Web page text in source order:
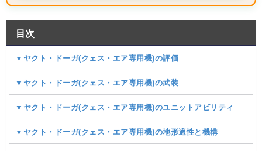
目次
▼ヤクト・ドーガ(クェス・エア専用機)の評価
▼ヤクト・ドーガ(クェス・エア専用機)の武装
▼ヤクト・ドーガ(クェス・エア専用機)のユニットアビリティ
▼ヤクト・ドーガ(クェス・エア専用機)の地形適性と機構